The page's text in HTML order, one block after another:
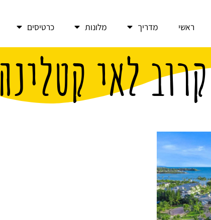
ראשי מדריך מלונות כרטיסים
לאי קטלינה